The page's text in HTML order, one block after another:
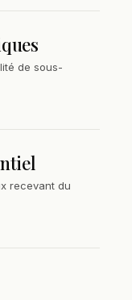
de sous-
recevant du